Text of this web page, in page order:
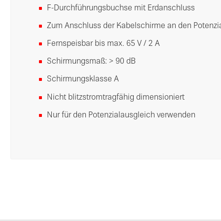
F-Durchführungsbuchse mit Erdanschluss
Zum Anschluss der Kabelschirme an den
Fernspeisbar bis max. 65 V / 2 A
Schirmungsmaß: > 90 dB
Schirmungsklasse A
Nicht blitzstromtragfähig dimensioniert
Nur für den Potenzialausgleich verwenden